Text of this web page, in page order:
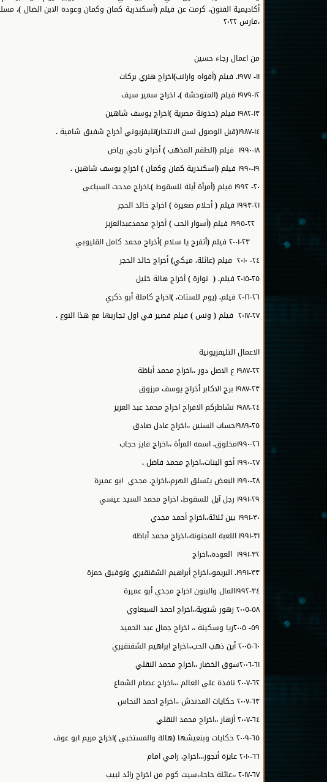
أكاديمية الفنون، كرمت عن فيلم (أسكندرية كمان وكمان وعودة الابن الضال
،مارس ٢٠٢٢
من اعمال رجاء حسين
١١- ١٩٧٧. فيلم (أفواه وارانب)اخراج هنري بركات
١٢-١٩٧٩ فيلم (المتوحشة ). اخراج سمير سيف
١٣-١٩٨٢ فيلم (حدوتة مصرية )اخراج يوسف شاهين
١٤-١٩٨٧(قبل الوصول لسن الانتحار)تليفزيوني أخراج شفيق شامية .
١٨-١٩٩٠ فيلم (الطقم المذهب ) أخراج ناجي رياض
١٩-١٩٩٠ فيلم (اسكندرية كمان وكمان ) اخراج يوسف شاهين .
٢٠- ١٩٩٢ فيلم (أمرأة أيلة للسقوط ).اخراج مدحت السباعي
٢١-١٩٩٣ فيلم ( أحلام صغيرة ) اخراج خالد الحجر
٢٤- ٢٠١٠ فيلم (عائلة. ميكي) أخراج خالد الحجر
٢٥-٢٠١٥ فيلم. ( نوارة ) أخراج هالة خليل
٢٦-٢٠١٦ فيلم. (يوم للستات. )اخراج كاملة أبو ذكري
٢٧-٢٠١٧ فيلم ( ونس ) فيلم قصير في اول تجاربها مع هذا النوع .
الاعمال التليفزيونية
٢٢-١٩٨٧ ع الاصل دور ،،اخراج محمد أباظة
٢٣-١٩٨٧ برج الاكابر أخراج يوسف مرزوق
٢٤-١٩٨٨ نشاطركم الافراح اخراج محمد عبد العزيز
٢٥-١٩٨٩حساب السنين ،،اخراج عادل صادق
٢٦-١٩٩٠مخلوق. اسمه المرأة ،،اخراج فايز حجاب
٢٧-١٩٩٠ أخو البنات،،اخراج محمد فاضل .
٢٨-١٩٩٠ البعض يتسلق الهرم،،اخراج. مجدي ابو عميرة
٢٩-١٩٩١ رجل آيل للسقوط. اخراج محمد السيد عيسي
٣٠-١٩٩١ بين ثلاثة،،اخراج أحمد مجدي
٣١-١٩٩١ اللعبة المجنونة،،اخراج محمد أباظة
٣٢-١٩٩١ العودة،،اخراج
٣٣-١٩٩١. البريمو،،اخراج أبراهيم الشقنقيري وتوفيق حمزة
٣٤-١٩٩٢المال والبنون اخراج مجدي أبو عميرة
٥٨-٢٠٠٥ زهور شتوية،،اخراج احمد السبعاوي
٥٩- ٢٠٠٥ريا وسكينة ،، اخراج جمال عبد الحميد
٦٠-٢٠٠٥ أين ذهب الحب،،اخراج ابراهيم الشقنقيري
٦١-٢٠٠٦سوق الخضار ،،اخراج محمد النقلي
٦٢-٢٠٠٧ نافذة علي العالم ،،،اخراج عصام الشماع
٦٣-٢٠٠٧ حكايات المدندش ،،اخراج احمد النحاس
٦٤-٢٠٠٧ أزهار ،،اخراج محمد النقلي
٦٥-٢٠٠٩ حكايات وبنعيشها (هالة والمستخبي )اخراج مريم ابو عوف
٦٦-٢٠١٠ عايزة أتجوز،،،اخراج. رامي امام
٦٧-٢٠١٧ ،،عائلة حاحا،،سيت كوم من اخراج رائد لبيب